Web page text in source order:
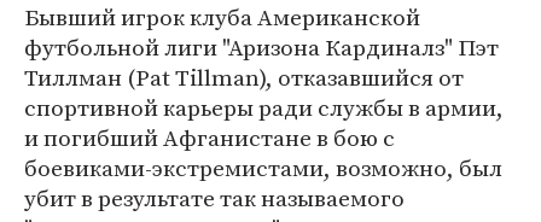
Бывший игрок клуба Американской
футбольной лиги "Аризона Кардиналз" Пэт
Тиллман (Pat Tillman), отказавшийся от
спортивной карьеры ради службы в армии,
и погибший Афганистане в бою с
боевиками-экстремистами, возможно, был
убит в результате так называемого